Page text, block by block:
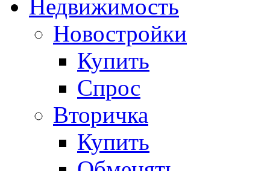
Недвижимость
Новостройки
Купить
Спрос
Вторичка
Купить